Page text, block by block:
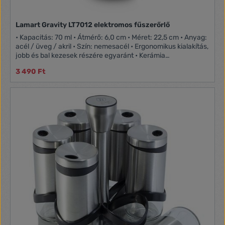
Lamart Gravity LT7012 elektromos fűszerőrlő
• Kapacitás: 70 ml • Átmérő: 6,0 cm • Méret: 22,5 cm • Anyag:
acél / üveg / akril • Szín: nemesacél • Ergonomikus kialakítás,
jobb és bal kezesek részére egyaránt • Kerámia
töltőedény • A daráló 180 ° elforgatva hozható működésbe •
Működtetése 6x AAA típusú elemmel – A csomag nem
3 490 Ft